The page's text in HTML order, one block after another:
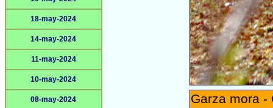
18-may-2024
14-may-2024
11-may-2024
10-may-2024
08-may-2024 Garza mora